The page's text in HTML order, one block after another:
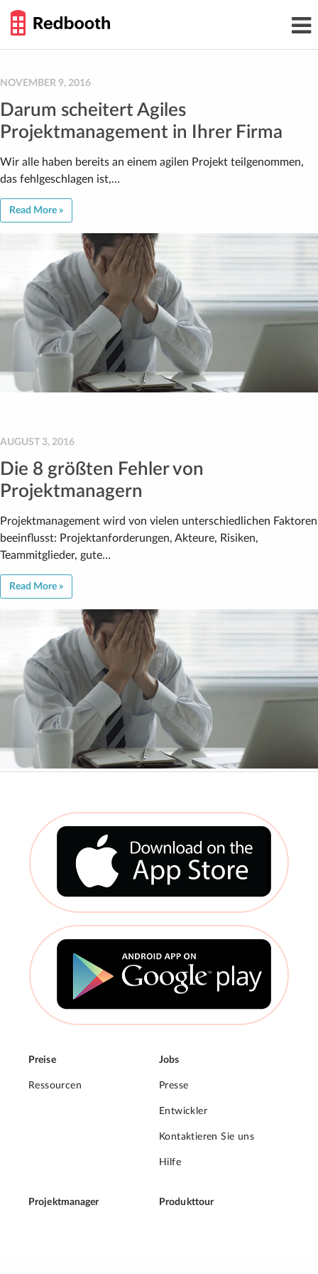
content
GUIDE
NOVEMBER 9, 2016
Darum scheitert Agiles
Projektmanagement in Ihrer Firma
Wir alle haben bereits an einem agilen Projekt teilgenommen,
das fehlgeschlagen ist,…
Read More »
AUGUST 3, 2016
Die 8 größten Fehler von
Projektmanagern
Projektmanagement wird von vielen unterschiedlichen Faktoren
beeinflusst: Projektanforderungen, Akteure, Risiken,
Teammitglieder, gute…
Read More »
Preise
Ressourcen
Jobs
Presse
Entwickler
Kontaktieren Sie uns
Hilfe
Projektmanager Produkttour